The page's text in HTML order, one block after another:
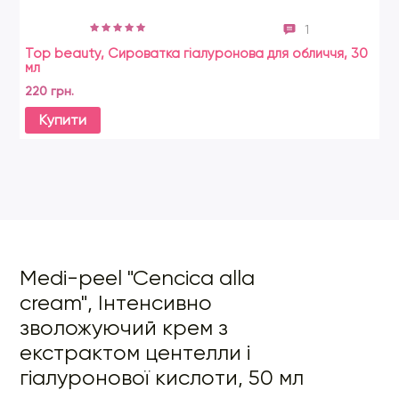
1
Top beauty, Сироватка гіалуронова для обличчя, 30
мл
220 грн.
Купити
Medi-peel "Cencica alla
cream", Інтенсивно
зволожуючий крем з
екстрактом центелли і
гіалуронової кислоти, 50 мл